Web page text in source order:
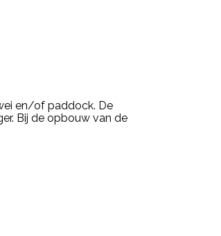
en/of paddock. De
Bij de opbouw van de